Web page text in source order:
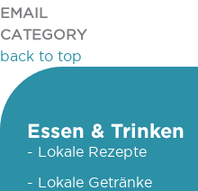
EMAIL
CATEGORY
back to top
Essen & Trinken
- Lokale Rezepte
- Lokale Getränke